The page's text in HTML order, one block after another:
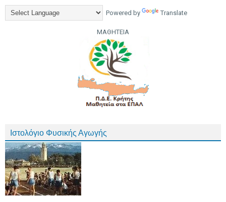
Powered by Translate
ΜΑΘΗΤΕΙΑ
Ιστολόγιο Φυσικής Αγωγής